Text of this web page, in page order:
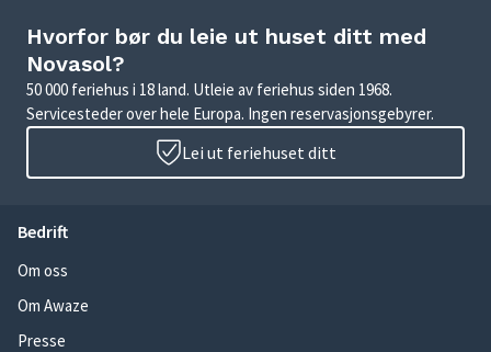
Hvorfor bør du leie ut huset ditt med
Novasol?
50 000 feriehus i 18 land. Utleie av feriehus siden 1968.
Servicesteder over hele Europa. Ingen reservasjonsgebyrer.
Lei ut feriehuset ditt
Bedrift
Om oss
Om Awaze
Presse